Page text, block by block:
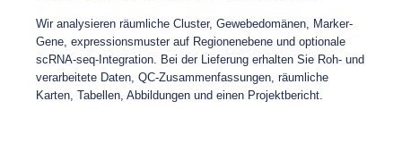
Wir analysieren räumliche Cluster, Gewebedomänen, Marker-
Gene, expressionsmuster auf Regionenebene und optionale
scRNA-seq-Integration. Bei der Lieferung erhalten Sie Roh- und
verarbeitete Daten, QC-Zusammenfassungen, räumliche
Karten, Tabellen, Abbildungen und einen Projektbericht.